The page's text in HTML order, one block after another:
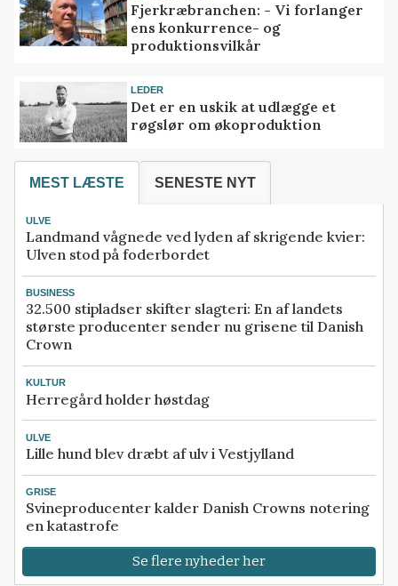
Fjerkræbranchen: - Vi forlanger
ens konkurrence- og
produktionsvilkår
LEDER
Det er en uskik at udlægge et
røgslør om økoproduktion
MEST LÆSTE SENESTE NYT
ULVE
Landmand vågnede ved lyden af skrigende kvier:
Ulven stod på foderbordet
BUSINESS
32.500 stipladser skifter slagteri: En af landets
største producenter sender nu grisene til Danish
Crown
KULTUR
Herregård holder høstdag
ULVE
Lille hund blev dræbt af ulv i Vestjylland
GRISE
Svineproducenter kalder Danish Crowns notering
en katastrofe
Se flere nyheder her